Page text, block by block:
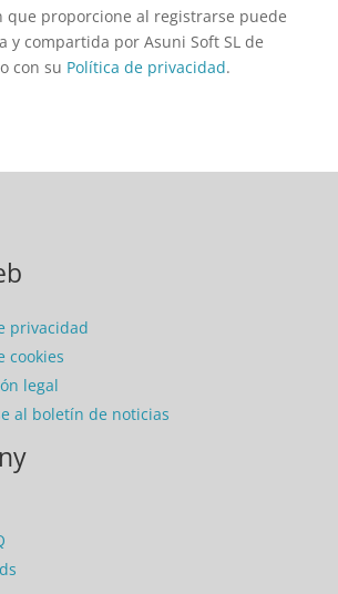
que proporcione al registrarse puede
y compartida por Asuni Soft SL de
con su Política de privacidad.
privacidad
cookies
legal
al boletín de noticias